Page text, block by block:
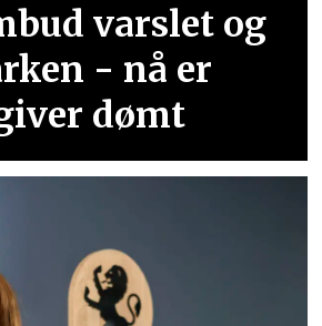
varslet og
- nå er
dømt